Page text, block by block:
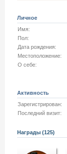
Личное
Имя:
Пол:
Дата рождения:
Местоположение:
О себе:
Активность
Зарегистрирован:
Последний визит:
Награды (125)